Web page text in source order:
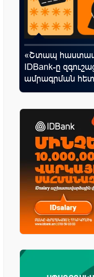
«Շտապ
IDBank-ը
ամրագրման